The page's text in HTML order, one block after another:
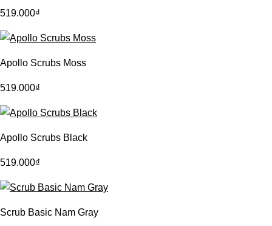
519.000₫
Apollo Scrubs Moss
519.000₫
Apollo Scrubs Black
519.000₫
Scrub Basic Nam Gray